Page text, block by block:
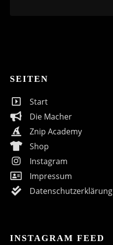
SEITEN
Start
Die Macher
Znip Academy
Shop
Instagram
Impressum
Datenschutzerklärung
INSTAGRAM FEED